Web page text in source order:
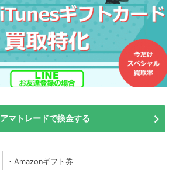
アマトレードで換金する
・Amazonギフト券